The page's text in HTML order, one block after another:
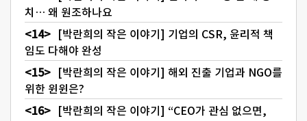
치… 왜 원조하나요
[박란희의 작은 이야기] 기업의 CSR, 윤리적 책
임도 다해야 완성
[박란희의 작은 이야기] 해외 진출 기업과 NGO를
위한 윈윈은?
[박란희의 작은 이야기] “CEO가 관심 없으면,